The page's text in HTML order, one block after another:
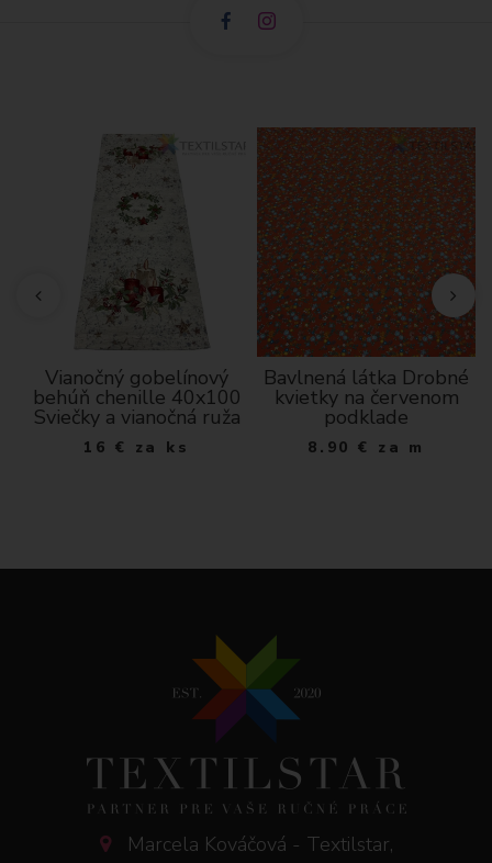
Vianočný gobelínový
behúň chenille 40x100
Sviečky a vianočná ruža
16 € za ks
Bavlnená látka Drobné
kvietky na červenom
podklade
8.90 € za m
Marcela Kováčová - Textilstar,